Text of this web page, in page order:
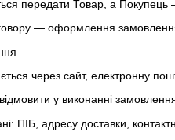
передати Товар, а Покупець
— оформлення
через сайт, електронну
у виконанні
ПІБ, адресу доставки,